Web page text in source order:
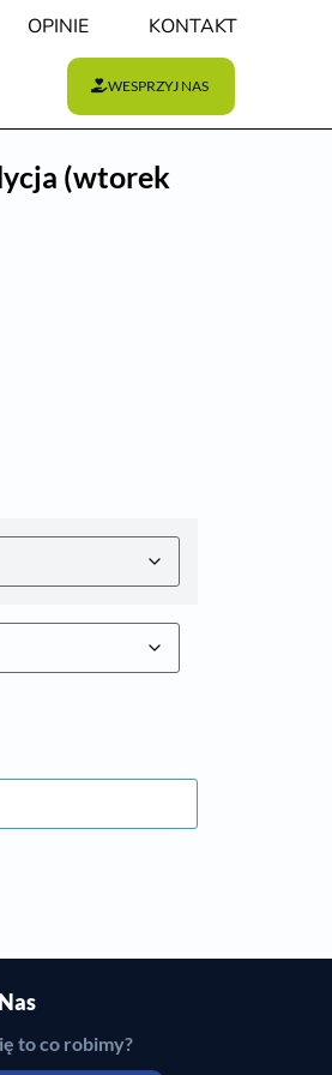
OPINIE KONTAKT
WESPRZYJ NAS
(wtorek
to co robimy?